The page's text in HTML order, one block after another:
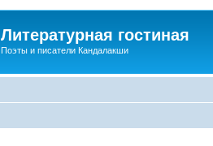
Литературная гостиная
Поэты и писатели Кандалакши